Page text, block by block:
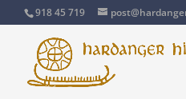
918 45 719